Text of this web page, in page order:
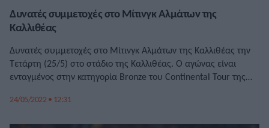
Δυνατές συμμετοχές στο Μίτινγκ Αλμάτων της
Καλλιθέας
Δυνατές συμμετοχές στο Μίτινγκ Αλμάτων της Καλλιθέας την
Τετάρτη (25/5) στο στάδιο της Καλλιθέας. Ο αγώνας είναι
ενταγμένος στην κατηγορία Bronze του Continental Tour της
μετέχοντες και στις μετέχουσες να κυνηγήσουν καλές επιδόσεις
24/05/2022 • 12:31